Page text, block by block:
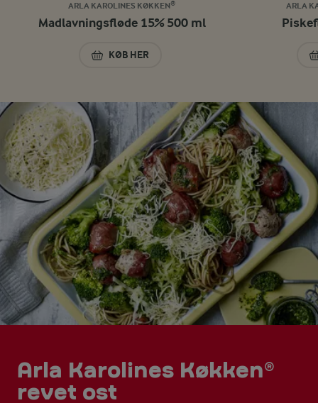
ARLA KAROLINES KØKKEN®
Madlavningsfløde 15% 500 ml
KØB HER
MADLAVNINGSFLØDE 15% 500 ML
ARLA
Arla Karolines Køkken®
revet ost